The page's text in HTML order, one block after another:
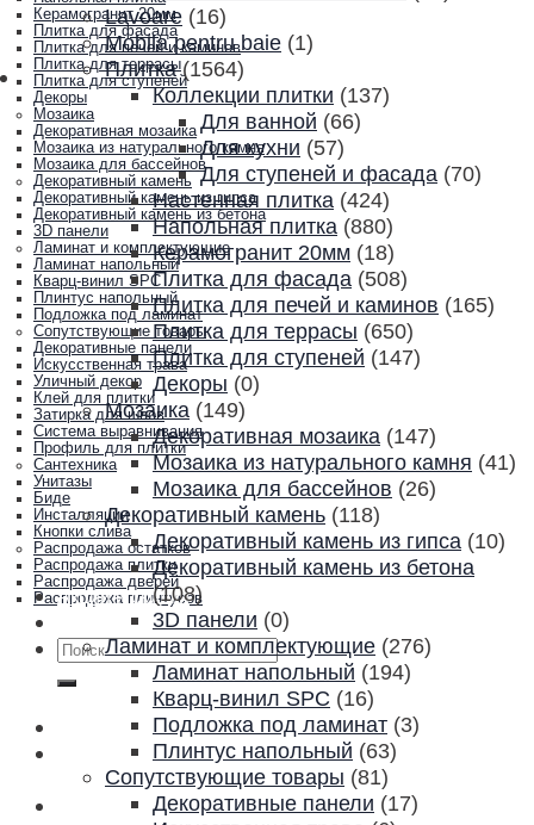
Керамогранит 20мм
Плитка для фасада
Плитка для печей и каминов
Плитка для террасы
Плитка для ступеней
Декоры
Мозаика
Декоративная мозаика
Мозаика из натурального камня
Мозаика для бассейнов
Декоративный камень
Декоративный камень из гипса
Декоративный камень из бетона
3D панели
Ламинат и комплектующие
Ламинат напольный
Кварц-винил SPC
Плинтус напольный
Подложка под ламинат
Сопутствующие товары
Декоративные панели
Искусственная трава
Уличный декор
Клей для плитки
Затирка для швов
Система выравнивания
Профиль для плитки
Сантехника
Унитазы
Биде
Инсталляции
Кнопки слива
Распродажа остатков
Распродажа плитки
Распродажа дверей
Распродажа плинтусов
Акции и скидки
Контакты
Искать:
Lavoare (16)
Mobila pentru baie (1)
Плитка (1564)
Коллекции плитки (137)
Для ванной (66)
Для кухни (57)
Для ступеней и фасада (70)
Настенная плитка (424)
Напольная плитка (880)
Керамогранит 20мм (18)
Плитка для фасада (508)
Плитка для печей и каминов (165)
Плитка для террасы (650)
Плитка для ступеней (147)
Декоры (0)
Мозаика (149)
Декоративная мозаика (147)
Мозаика из натурального камня (41)
Мозаика для бассейнов (26)
Декоративный камень (118)
Декоративный камень из гипса (10)
Декоративный камень из бетона
(108)
3D панели (0)
Ламинат и комплектующие (276)
Ламинат напольный (194)
Кварц-винил SPC (16)
Подложка под ламинат (3)
Плинтус напольный (63)
Сопутствующие товары (81)
Декоративные панели (17)